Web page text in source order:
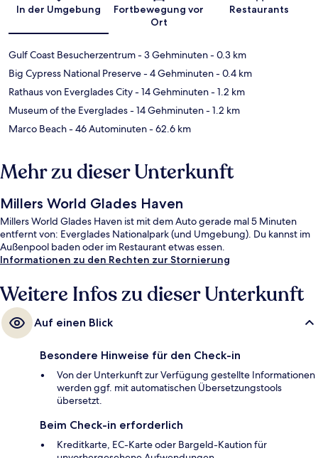
In der Umgebung
Fortbewegung vor
Ort
Restaurants
Gulf Coast Besucherzentrum- 3 Gehminuten- 0.3 km
Big Cypress National Preserve- 4 Gehminuten- 0.4 km
Rathaus von Everglades City- 14 Gehminuten- 1.2 km
Museum of the Everglades- 14 Gehminuten- 1.2 km
Marco Beach- 46 Autominuten- 62.6 km
Mehr zu dieser Unterkunft
Millers World Glades Haven
Millers World Glades Haven ist mit dem Auto gerade mal 5 Minuten
entfernt von: Everglades Nationalpark (und Umgebung). Du kannst im
Außenpool baden oder im Restaurant etwas essen.
Informationen zu den Rechten zur Stornierung
Weitere Infos zu dieser Unterkunft
Auf einen Blick
Besondere Hinweise für den Check-in
Von der Unterkunft zur Verfügung gestellte Informationen
werden ggf. mit automatischen Übersetzungstools
übersetzt.
Beim Check-in erforderlich
Kreditkarte, EC-Karte oder Bargeld-Kaution für